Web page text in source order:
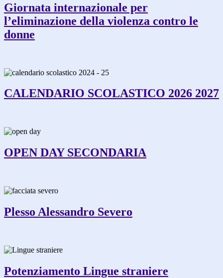
Giornata internazionale per
l’eliminazione della violenza contro le
donne
CALENDARIO SCOLASTICO 2026 2027
OPEN DAY SECONDARIA
Plesso Alessandro Severo
Potenziamento Lingue straniere